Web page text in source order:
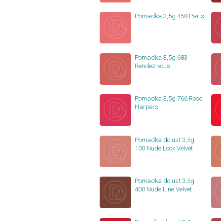
Pomadka 3,5g 458 Paris
Pomadka 3,5g 683
Rendez-vous
Pomadka 3,5g 766 Rose
Harpers
Pomadka do ust 3,5g
100 Nude Look Velvet
Pomadka do ust 3,5g
400 Nude Line Velvet